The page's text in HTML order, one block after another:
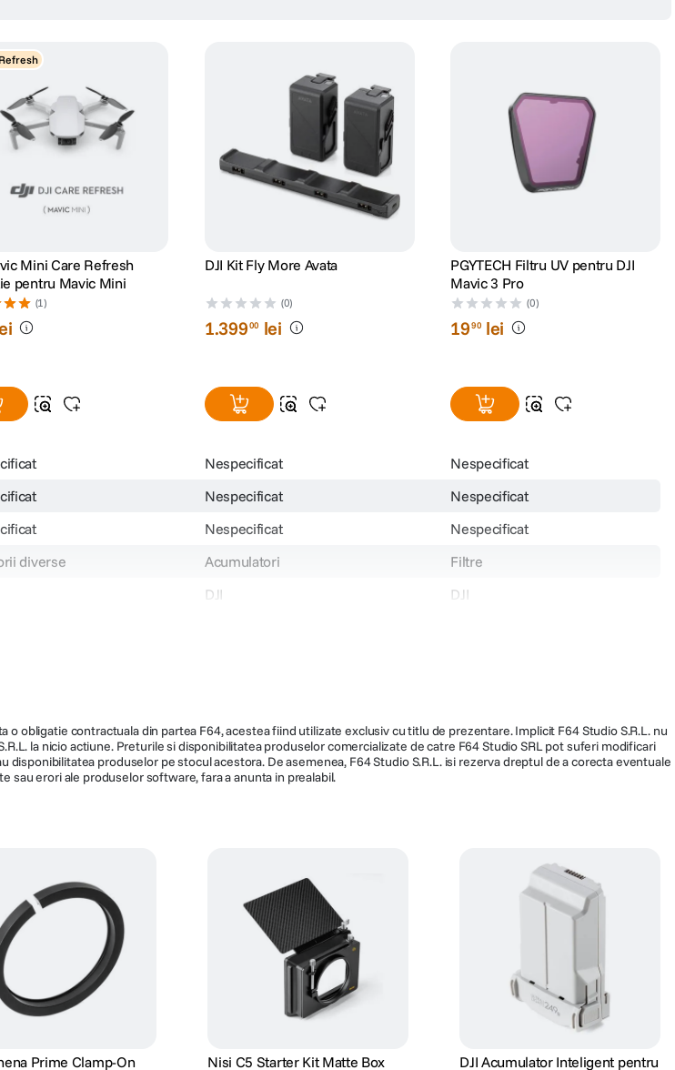
Mini Care Refresh
pentru Mavic Mini
(1)
DJI Kit Fly More Avata
(0)
1.39900 lei
PGYTECH Filtru UV pentru DJI
Mavic 3 Pro
(0)
1990 lei
Nespecificat
Nespecificat
Nespecificat
Nespecificat
Nespecificat
Nespecificat
diverse Acumulatori
Filtre
DJI
DJI
o obligatie contractuala din partea F64, acestea fiind utilizate exclusiv cu titlu de prezentare. Implicit F64 Studio S.R.L. nu
la nicio actiune. Preturile si disponibilitatea produselor comercializate de catre F64 Studio SRL pot suferi modificari
produselor pe stocul acestora. De asemenea, F64 Studio S.R.L. isi rezerva dreptul de a corecta eventuale
sau erori ale produselor software, fara a anunta in prealabil.
Prime Clamp-On Nisi C5 Starter Kit Matte Box DJI Acumulator Inteligent pentru